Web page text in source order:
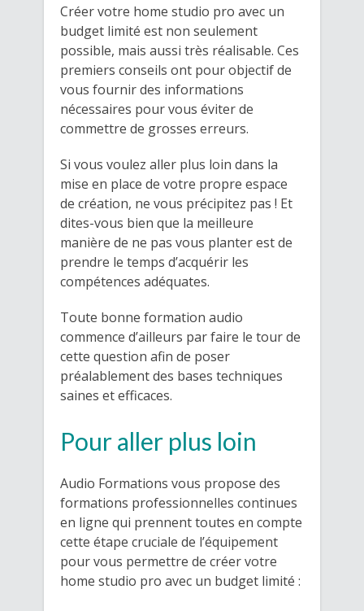
Créer votre home studio pro avec un
budget limité est non seulement
possible, mais aussi très réalisable. Ces
premiers conseils ont pour objectif de
vous fournir des informations
nécessaires pour vous éviter de
commettre de grosses erreurs.
Si vous voulez aller plus loin dans la
mise en place de votre propre espace
de création, ne vous précipitez pas ! Et
dites-vous bien que la meilleure
manière de ne pas vous planter est de
prendre le temps d’acquérir les
compétences adéquates.
Toute bonne formation audio
commence d’ailleurs par faire le tour de
cette question afin de poser
préalablement des bases techniques
saines et efficaces.
Pour aller plus loin
Audio Formations vous propose des
formations professionnelles continues
en ligne qui prennent toutes en compte
cette étape cruciale de l’équipement
pour vous permettre de créer votre
home studio pro avec un budget limité :